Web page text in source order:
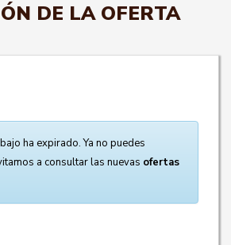
DE LA OFERTA
ha expirado. Ya no puedes
a consultar las nuevas ofertas